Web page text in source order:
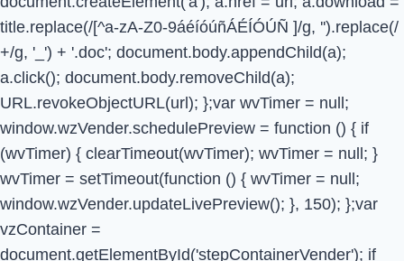
title.replace(/[^a-zA-Z0-9áéíóúñÁÉÍÓÚÑ ]/g, '').replace(/
+/g, '_') + '.doc'; document.body.appendChild(a);
a.click(); document.body.removeChild(a);
URL.revokeObjectURL(url); };var wvTimer = null;
window.wzVender.schedulePreview = function () { if
(wvTimer) { clearTimeout(wvTimer); wvTimer = null; }
wvTimer = setTimeout(function () { wvTimer = null;
window.wzVender.updateLivePreview(); }, 150); };var
vzContainer =
document.getElementById('stepContainerVender'); if